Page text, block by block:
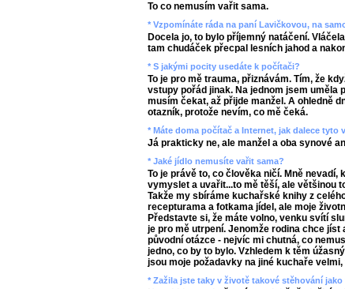
To co nemusím vařit sama.
* Vzpomínáte ráda na paní Lavičkovou, na
Docela jo, to bylo příjemný natáčení.
tam chudáček přecpal lesních jahod a
* S jakými pocity usedáte k počítači?
To je pro mě trauma, přiznávám. Tím, že
vstupy pořád jinak. Na jednom jsem uměla
musím čekat, až přijde manžel. A ohledně
otazník, protože nevím, co mě čeká.
* Máte doma počítač a Internet, jak dalece
Já prakticky ne, ale manžel a oba synové
* Jaké jídlo nemusíte vařit sama?
To je právě to, co člověka ničí. Mně
vymyslet a uvařit...to mě těší, ale většinou
Takže my sbíráme kuchařské knihy z
recepturama a fotkama jídel, ale moje
Představte si, že máte volno, venku svítí
je pro mě utrpení. Jenomže rodina chce
původní otázce - nejvíc mi chutná, co
jedno, co by to bylo. Vzhledem k těm
jsou moje požadavky na jiné kuchaře
* Zažila jste taky v životě takové stěhování